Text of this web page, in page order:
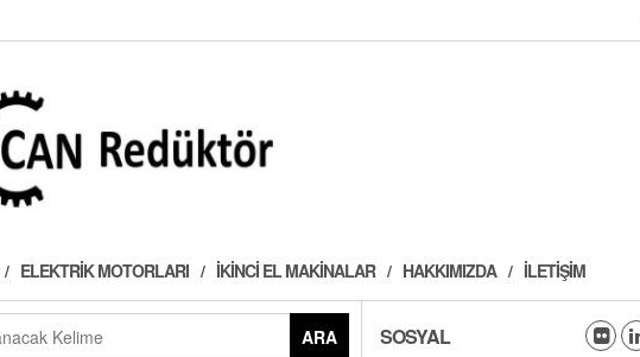
ELEKTRIK MOTORLARI İKINCI EL MAKINALAR HAKKIMIZDA İLETIŞIM
ARA SOSYAL